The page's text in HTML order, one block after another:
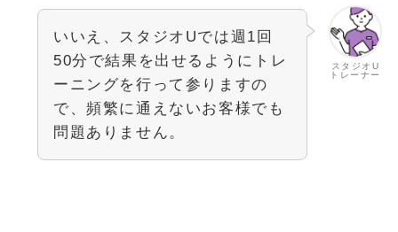
スタジオU
トレーナー
いいえ、スタジオUでは週1回
50分で結果を出せるようにトレ
ーニングを行って参りますの
で、頻繁に通えないお客様でも
問題ありません。